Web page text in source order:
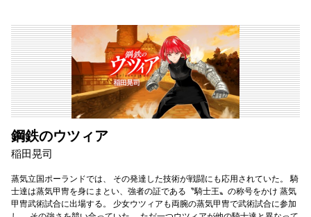
鋼鉄のウツィア
稲田晃司
蒸気立国ポーランドでは、 その発達した技術が戦闘にも応用されていた。 騎
士達は蒸気甲冑を身にまとい、強者の証である〝騎士王〟の称号をかけ 蒸気
甲冑武術試合に出場する。 少女ウツィアも両腕の蒸気甲冑で武術試合に参加